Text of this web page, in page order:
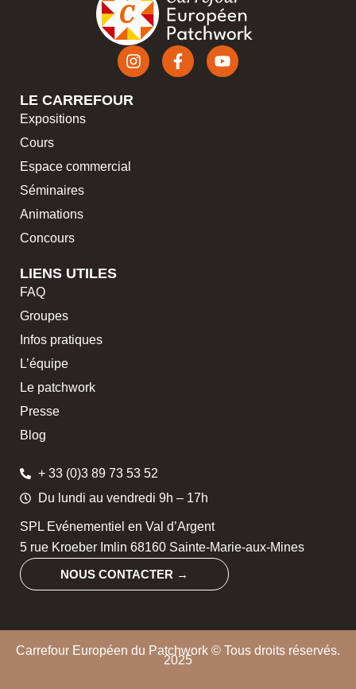
LE CARREFOUR
Expositions
Cours
Espace commercial
Séminaires
Animations
Concours
LIENS UTILES
FAQ
Groupes
Infos pratiques
L’équipe
Le patchwork
Presse
Blog
+ 33 (0)3 89 73 53 52
Du lundi au vendredi 9h – 17h
SPL Evénementiel en Val d’Argent
5 rue Kroeber Imlin 68160 Sainte-Marie-aux-Mines
NOUS CONTACTER →
Carrefour Européen du Patchwork © Tous droits réservés.
2025